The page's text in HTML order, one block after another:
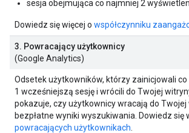
sesja obejmująca co najmniej 2
Dowiedz się więcej o współczynniku
3. Powracający użytkownicy
(Google Analytics)
Odsetek użytkowników, którzy zainicjowali co
1 wcześniejszą sesję i wrócili do Twojej
pokazuje, czy użytkownicy wracają do
bezpłatne wyniki wyszukiwania. Dowiedz się
powracających użytkownikach